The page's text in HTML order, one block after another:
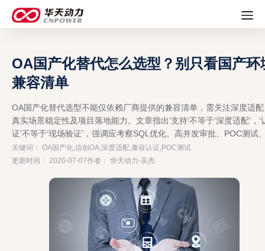
OA国产化替代怎么选型？别只看国产环
兼容清单
OA国产化替代选型不能仅依赖厂商提供的兼容清单，需关注深度适
真实场景稳定性及项目落地能力。文章指出‘支持’不等于‘深度适配’，‘
证’不等于‘现场验证’，强调应考察SQL优化、高并发审批、POC测试
路线案例及运维支持等关键维度。
关键词： OA国产化,信创OA,深度适配,兼容认证,POC测试
更新时间： 2026-07-07作者： 华天动力-吴杰